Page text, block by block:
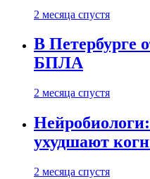
2 месяца спустя
В Петербурге
БПЛА
2 месяца спустя
ухудшают
2 месяца спустя